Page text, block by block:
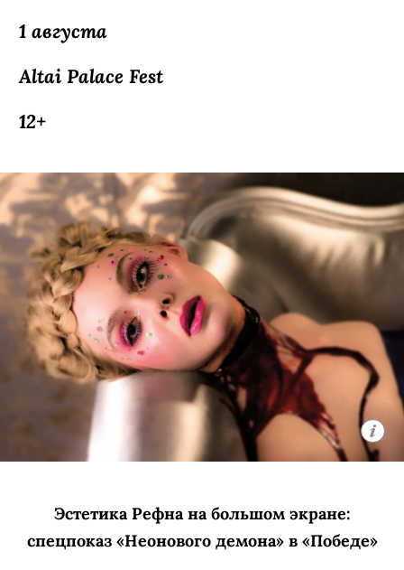
1 августа
Altai Palace Fest
12+
Эстетика Рефна на большом экране:
спецпоказ «Неонового демона» в «Победе»